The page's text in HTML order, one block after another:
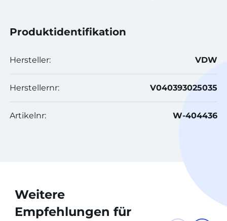
Produktidentifikation
Hersteller: VDW
Herstellernr: V040393025035
Artikelnr: W-404436
Weitere
Empfehlungen für